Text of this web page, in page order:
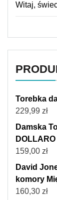
Witaj,
Torebka
229,99 zł
Damska
159,00 zł
David
komory
160,30 zł